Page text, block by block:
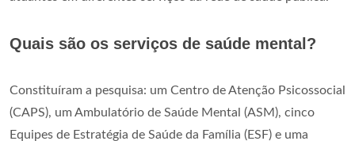
Quais são os serviços de saúde mental?
Constituíram a pesquisa: um Centro de Atenção Psicossocial
(CAPS), um Ambulatório de Saúde Mental (ASM), cinco
Equipes de Estratégia de Saúde da Família (ESF) e uma